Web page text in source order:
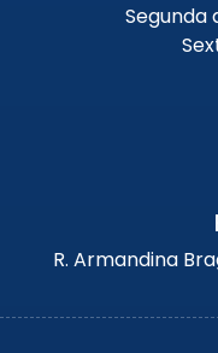
Segunda
R. Armandina